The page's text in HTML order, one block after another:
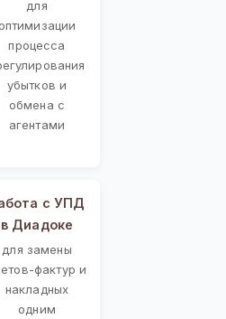
для
оптимизации
процесса
убытков и
обмена с
агентами
с УПД
в Диадоке
для замены
фактур и
накладных
одним